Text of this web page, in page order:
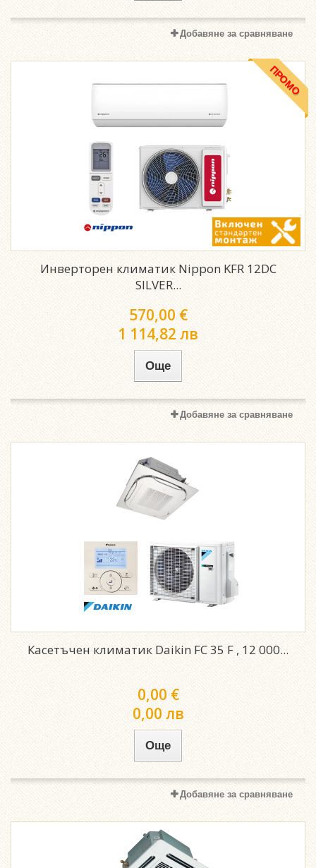
Добавяне за сравняване
ПРОМО
Инверторен климатик Nippon KFR 12DC
SILVER...
570,00 €
1 114,82 лв
Още
Добавяне за сравняване
Касетъчен климатик Daikin FC 35 F , 12 000...
0,00 €
0,00 лв
Още
Добавяне за сравняване